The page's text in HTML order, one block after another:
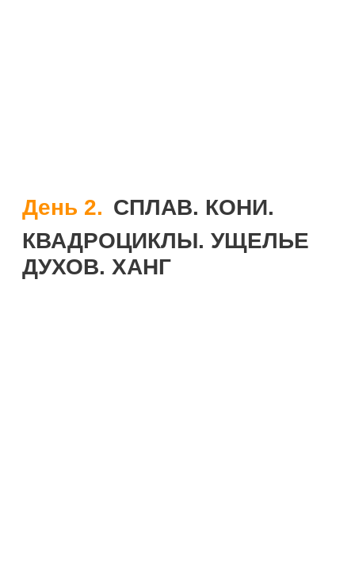
День 2. СПЛАВ. КОНИ.
КВАДРОЦИКЛЫ. УЩЕЛЬЕ
ДУХОВ. ХАНГ